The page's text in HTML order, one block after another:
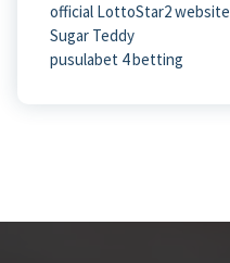
official LottoStar2 website
Sugar Teddy
pusulabet 4 betting